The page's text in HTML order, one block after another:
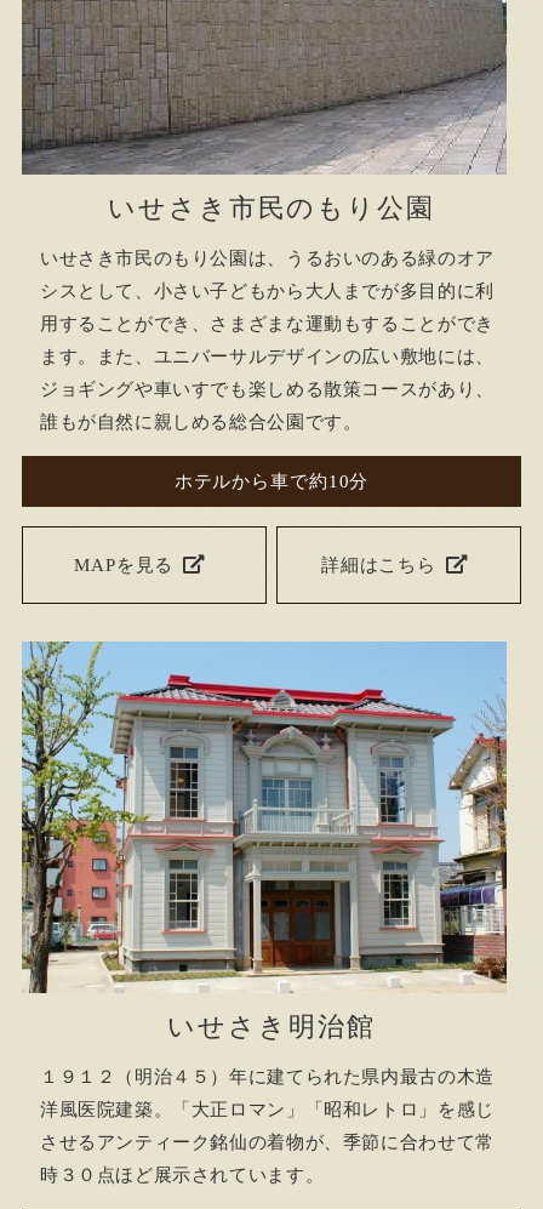
いせさき市民のもり公園
いせさき市民のもり公園は、うるおいのある緑のオア
シスとして、小さい子どもから大人までが多目的に利
用することができ、さまざまな運動もすることができ
ます。また、ユニバーサルデザインの広い敷地には、
ジョギングや車いすでも楽しめる散策コースがあり、
誰もが自然に親しめる総合公園です。
ホテルから車で約10分
MAPを見る 詳細はこちら
いせさき明治館
１９１２（明治４５）年に建てられた県内最古の木造
洋風医院建築。「大正ロマン」「昭和レトロ」を感じ
させるアンティーク銘仙の着物が、季節に合わせて常
時３０点ほど展示されています。